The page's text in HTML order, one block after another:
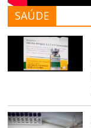
SAÚDE